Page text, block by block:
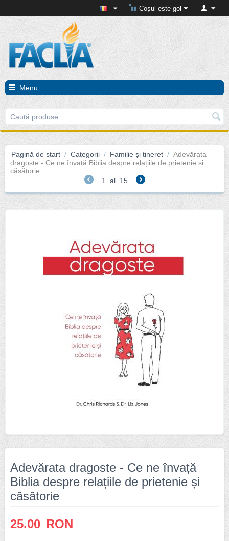
Coșul este gol
Menu
Pagină de start / Categorii / Familie și tineret / Adevărata
dragoste - Ce ne învață Biblia despre relațiile de prietenie și
căsătorie
1
al 15
Adevărata dragoste - Ce ne învață
Biblia despre relațiile de prietenie și
căsătorie
25.00 RON